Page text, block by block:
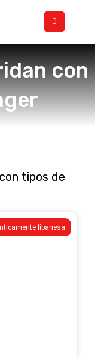
con
tipos de
libanesa